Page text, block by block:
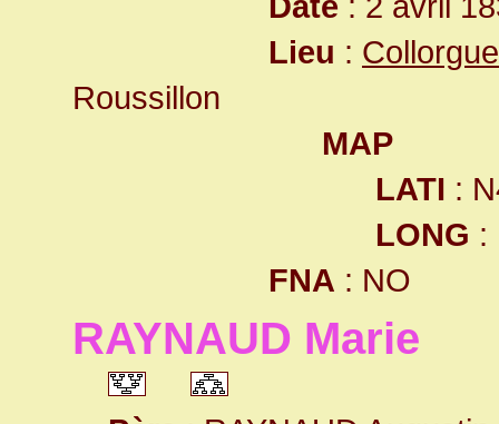
Lieu :
Roussillon
MAP
LATI :
LONG :
FNA : NO
RAYNAUD Marie